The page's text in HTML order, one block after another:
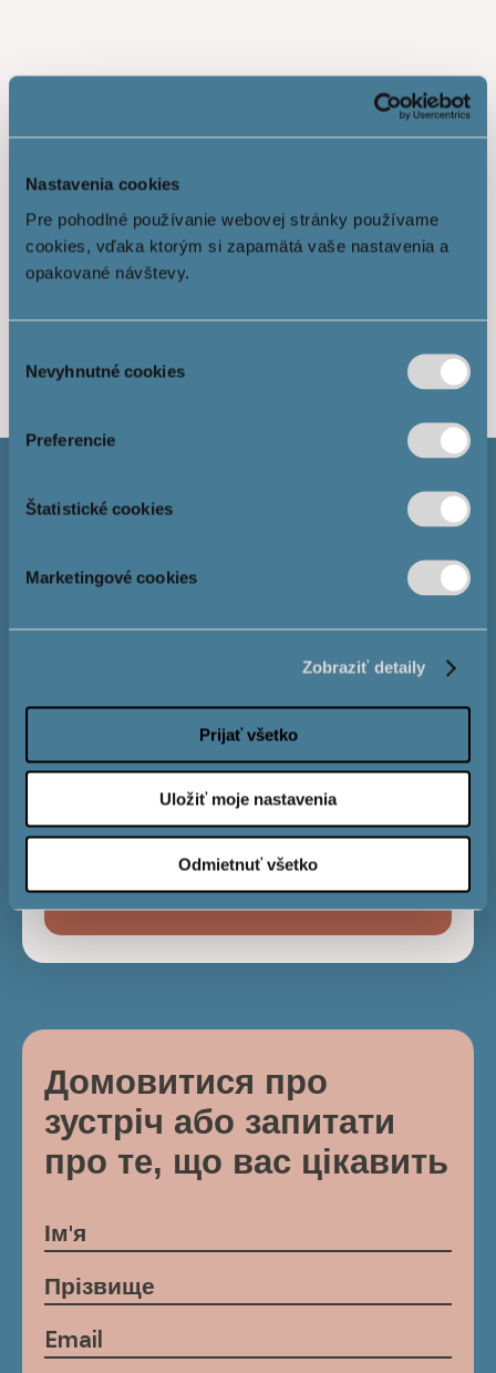
Nastavenia cookies
Pre pohodlné používanie webovej stránky používame
cookies, vďaka ktorým si zapamätá vaše nastavenia a
opakované návštevy.
súhlasu
Nevyhnutné cookies
Preferencie
Štatistické cookies
Marketingové cookies
Zobraziť detaily
Prijať všetko
Uložiť moje nastavenia
Odmietnuť všetko
4,0 %
Строк виплати
платіж
€
Домовитися про
зустріч або запитати
про те, що вас цікавить